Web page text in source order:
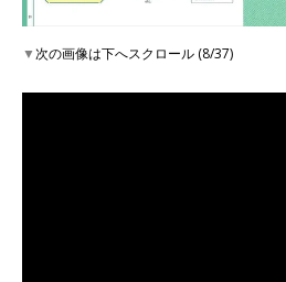
▼次の画像は下へスクロール (8/37)